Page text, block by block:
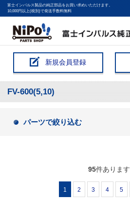
富士インパルス製品の純正部品をお買い求めいただけます。
10,000円以上(税別)で発送手数料無料
新規会員登録
FV-600(5,10)
パーツで絞り込む
95件あります
1 2 3 4 5